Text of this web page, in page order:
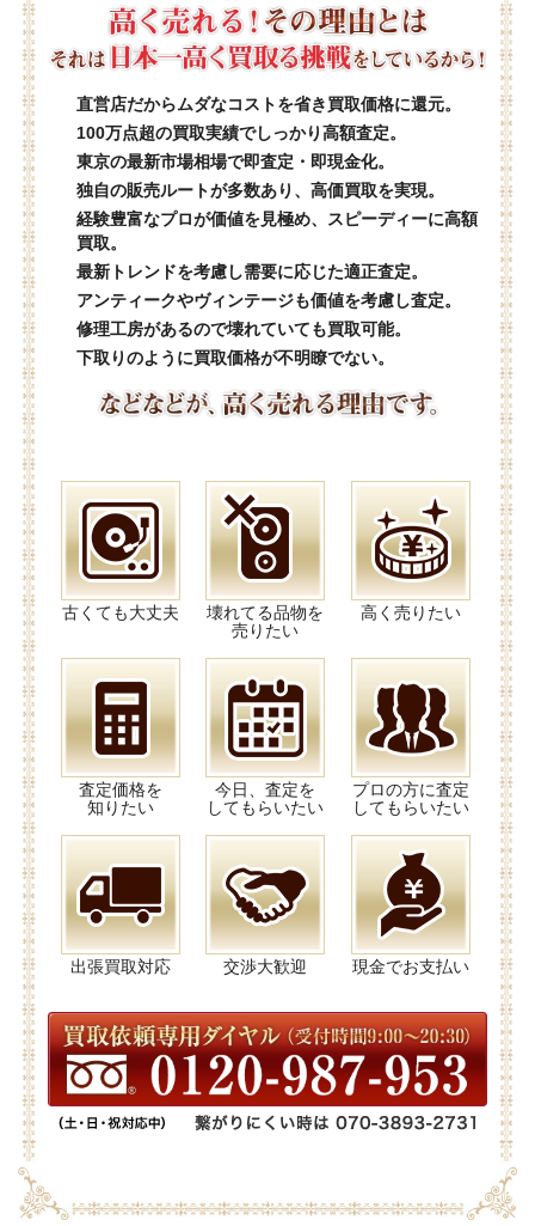
直営店だからムダなコストを省き買取価格に還元。
100万点超の買取実績でしっかり高額査定。
東京の最新市場相場で即査定・即現金化。
独自の販売ルートが多数あり、高価買取を実現。
経験豊富なプロが価値を見極め、スピーディーに高額
買取。
最新トレンドを考慮し需要に応じた適正査定。
アンティークやヴィンテージも価値を考慮し査定。
修理工房があるので壊れていても買取可能。
下取りのように買取価格が不明瞭でない。
古くても大丈夫
壊れてる品物を
売りたい
高く売りたい
査定価格を
知りたい
今日、査定を
してもらいたい
プロの方に査定
してもらいたい
出張買取対応 交渉大歓迎 現金でお支払い